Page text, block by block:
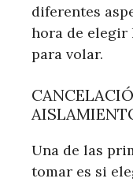
diferentes
hora de elegir
para volar.
Una de las
tomar es si